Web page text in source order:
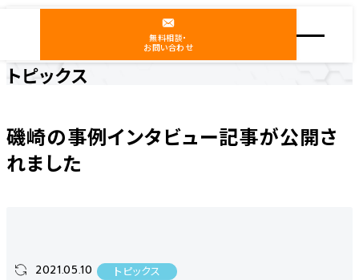
無料相談・
お問い合わせ
トピックス
磯崎の事例インタビュー記事が公開さ
れました
2021.05.10 トピックス